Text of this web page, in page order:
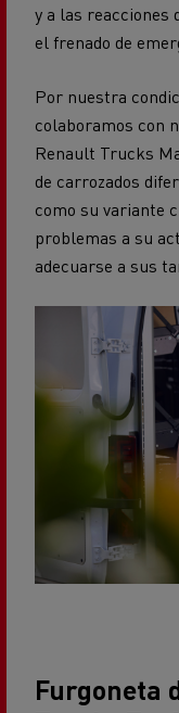
y a las reacciones
el frenado de
Por nuestra
colaboramos con
Renault Trucks
de carrozados
como su variante
problemas a su
adecuarse a sus
Furgoneta